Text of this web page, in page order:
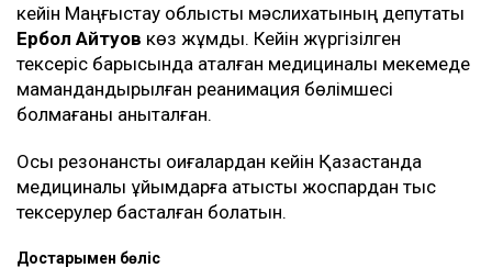
кейін Маңғыстау облыстық мәслихатының депутаты
Ербол Айтуов көз жұмды. Кейін жүргізілген
тексеріс барысында аталған медициналық мекемеде
мамандандырылған реанимация бөлімшесі
болмағаны анықталған.
Осы резонансты оқиғалардан кейін Қазақстанда
медициналық ұйымдарға қатысты жоспардан тыс
тексерулер басталған болатын.
Достарыңмен бөліс